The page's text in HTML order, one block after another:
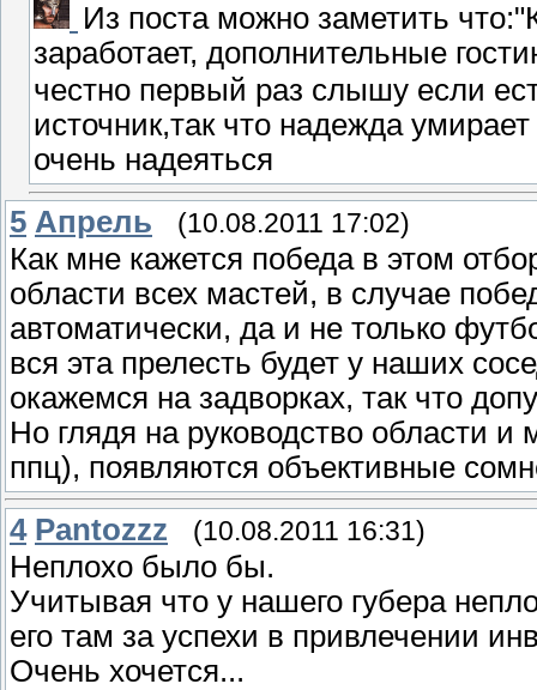
Из поста можно заметить
заработает, дополнительные
честно первый раз слышу если
источник,так что надежда
очень надеяться
5 Апрель (10.08.2011 17:02)
Как мне кажется победа в этом
области всех мастей, в случае
автоматически, да и не только
вся эта прелесть будет у наших
окажемся на задворках, так что
Но глядя на руководство области и
ппц), появляются объективные
4 Pantozzz (10.08.2011 16:31)
Неплохо было бы.
Учитывая что у нашего губера
его там за успехи в привлечении
Очень хочется...